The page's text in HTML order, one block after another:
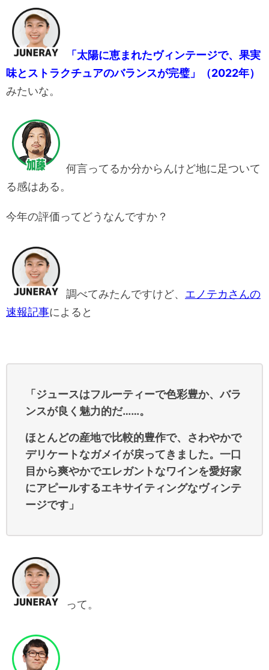
「太陽に恵まれたヴィンテージで、果実
味とストラクチュアのバランスが完璧」（2022年）
みたいな。
何言ってるか分からんけど地に足ついて
る感はある。
今年の評価ってどうなんですか？
調べてみたんですけど、 エノテカさんの
速報記事によると
「ジュースはフルーティーで色彩豊か、バラ
ンスが良く魅力的だ……。
ほとんどの産地で比較的豊作で、さわやかで
デリケートなガメイが戻ってきました。一口
目から爽やかでエレガントなワインを愛好家
にアピールするエキサイティングなヴィンテ
ージです」
って。